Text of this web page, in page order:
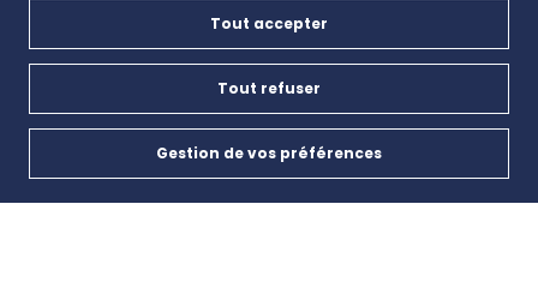
AVANT CAP
Plan de campagne, CD6, 13480 Cabriès
Nous contacter
04 42 46 65 35
Tout accepter
Tout refuser
Gestion de vos préférences